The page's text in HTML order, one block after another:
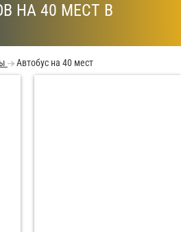
НА 40 МЕСТ В
Автобус на 40 мест